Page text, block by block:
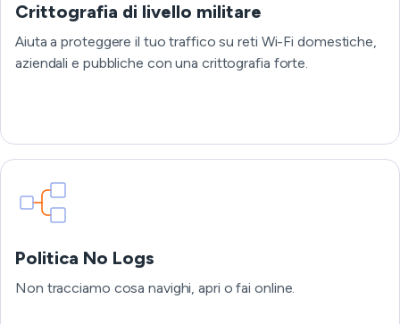
Crittografia di livello militare
Aiuta a proteggere il tuo traffico su reti Wi-Fi domestiche,
aziendali e pubbliche con una crittografia forte.
Politica No Logs
Non tracciamo cosa navighi, apri o fai online.